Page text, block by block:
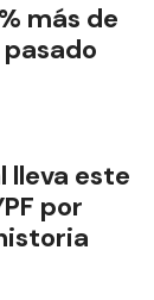
más de
lleva este
por